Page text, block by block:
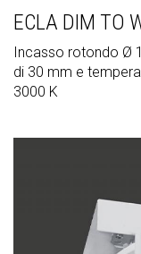
ECLA DIM TO
Incasso rotondo Ø
di 30 mm e
3000 K